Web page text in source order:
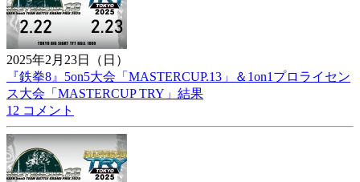
2025年2月23日（日）
『鉄拳8』5on5大会「MASTERCUP.13」＆1on1プロライセン
ス大会「MASTERCUP TRY」結果
12 コメント